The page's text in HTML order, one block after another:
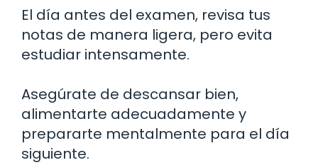
El día antes del examen, revisa tus
notas de manera ligera, pero evita
estudiar intensamente.
Asegúrate de descansar bien,
alimentarte adecuadamente y
prepararte mentalmente para el día
siguiente.